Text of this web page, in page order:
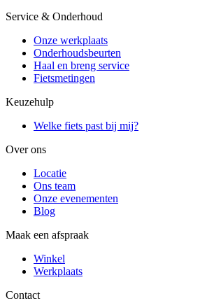
Service & Onderhoud
Onze werkplaats
Onderhoudsbeurten
Haal en breng service
Fietsmetingen
Keuzehulp
Welke fiets past bij mij?
Over ons
Locatie
Ons team
Onze evenementen
Blog
Maak een afspraak
Winkel
Werkplaats
Contact